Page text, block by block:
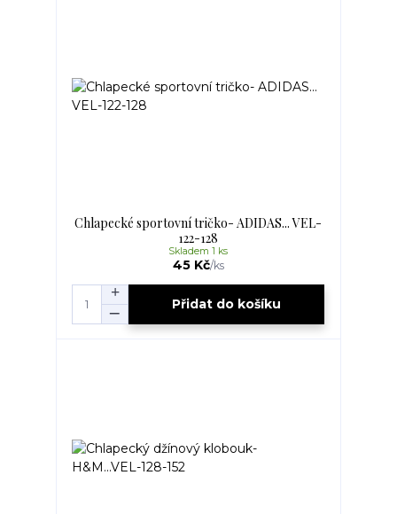
Chlapecké sportovní tričko- ADIDAS... VEL-
122-128
45 Kč/ks
Skladem 1 ks
Přidat do košíku